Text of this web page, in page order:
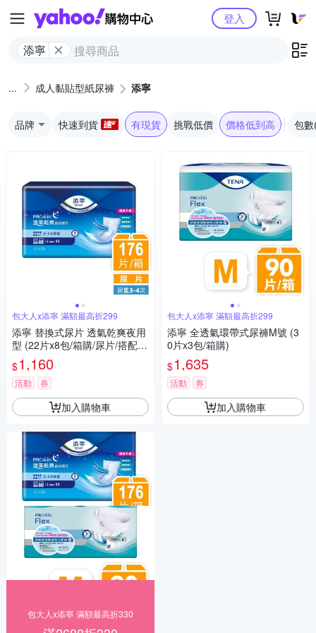
Yahoo購物中心
添寧
登入
成人黏貼型紙尿褲 添寧
品牌 快速到貨 有現貨 挑戰低價 價格低到高 包
包大人x添寧 滿額最高折299
添寧 替換式尿片 透氣乾爽夜用
型 (22片x8包/箱購/尿片/搭配成
人紙尿褲)
$1,160
活動 券
加入購物車
包大人x添寧 滿額最高折330
包大人x添寧 滿額最高折299
添寧 全透氣環帶式尿褲M號 (3
0片x3包/箱購)
$1,635
活動 券
加入購物車